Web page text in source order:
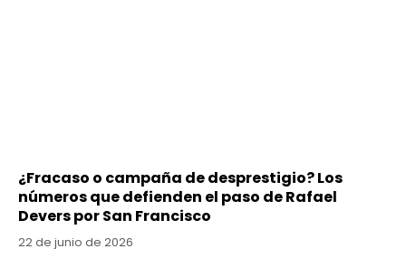
¿Fracaso o campaña de desprestigio? Los
números que defienden el paso de Rafael
Devers por San Francisco
22 de junio de 2026